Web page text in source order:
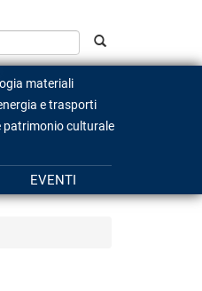
materiali
e trasporti
patrimonio culturale
EVENTI